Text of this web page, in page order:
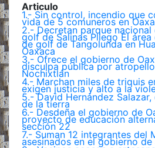
Articulo
1.- Sin control, incendio que
vida de 5 comuneros en
2.- Decretan parque nacional
golf de Salinas Pliego El área
de golf de Tangolunda en
Oaxaca
3.- Ofrece el gobierno de
disculpa pública por
Nochixtlán
4.- Marchan miles de triquis
exigen justicia y alto a la
5.- David Hernández
de la tierra
6.- Desdeña el gobierno de
proyecto de educación
sección 22
7.- Suman 12 integrantes del
asesinados en el gobierno de